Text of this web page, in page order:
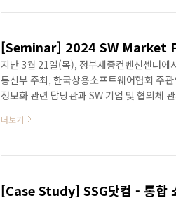
대비해야 하는 운영 및 비용 상 고민을 유
[Seminar] 2024 SW Market
지난 3월 21일(목), 정부세종컨벤션센터
통신부 주최, 한국상용소프트웨어협회 주
정보화 관련 담당관과 SW 기업 및 협의체
Gen. AI, 기회 창출의 지속가능 기술, 개인
SW의 전시 홍보 기회의 장이 마련되었습
더보기
[Case Study] SSG닷컴 - 통합